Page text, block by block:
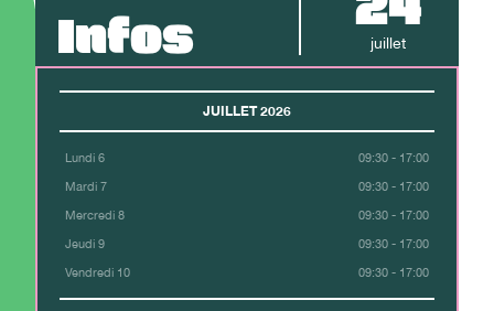
Infos juillet
JUILLET 2026
Lundi 6 09:30 - 17:00
Mardi 7 09:30 - 17:00
Mercredi 8 09:30 - 17:00
Jeudi 9 09:30 - 17:00
Vendredi 10 09:30 - 17:00